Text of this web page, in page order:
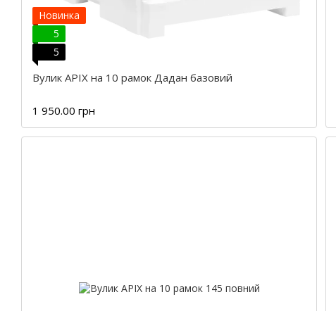
Новинка
5
5
Вулик APIX на 10 рамок Дадан базовий
1 950.00 грн